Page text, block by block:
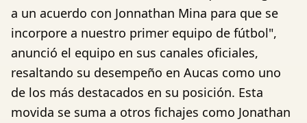
a un acuerdo con Jonnathan Mina para que se
incorpore a nuestro primer equipo de fútbol",
anunció el equipo en sus canales oficiales,
resaltando su desempeño en Aucas como uno
de los más destacados en su posición. Esta
movida se suma a otros fichajes como Jonathan